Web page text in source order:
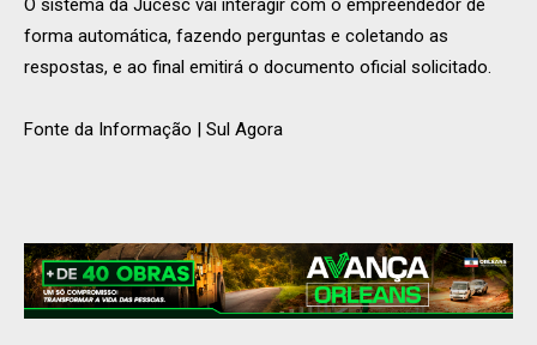
O sistema da Jucesc vai interagir com o empreendedor de
forma automática, fazendo perguntas e coletando as
respostas, e ao final emitirá o documento oficial solicitado.
Fonte da Informação | Sul Agora